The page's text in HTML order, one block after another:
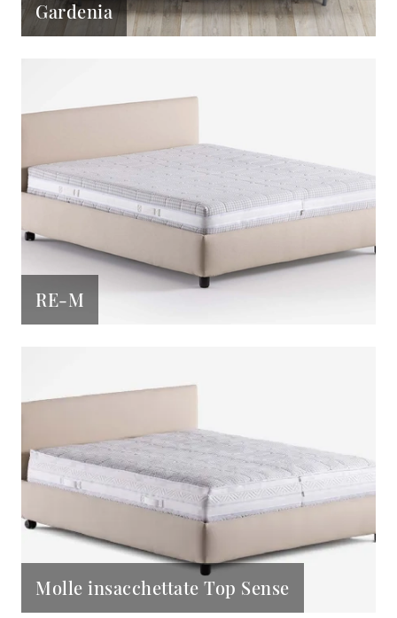
Gardenia
RE-M
Molle insacchettate Top Sense